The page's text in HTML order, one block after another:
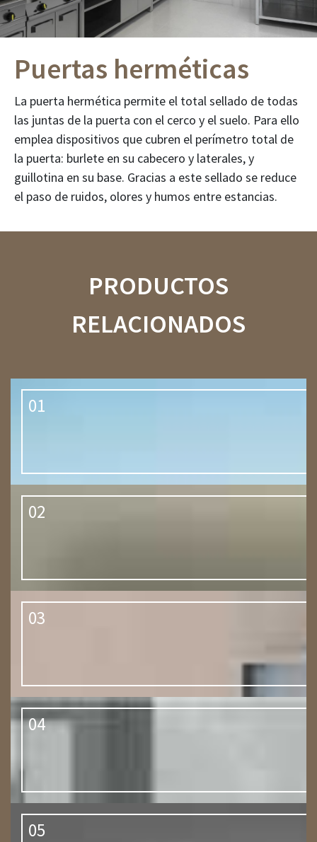
Puertas herméticas
La puerta hermética permite el total sellado de todas
las juntas de la puerta con el cerco y el suelo. Para ello
emplea dispositivos que cubren el perímetro total de
la puerta: burlete en su cabecero y laterales, y
guillotina en su base. Gracias a este sellado se reduce
el paso de ruidos, olores y humos entre estancias.
PRODUCTOS
RELACIONADOS
01
02
03
04
05